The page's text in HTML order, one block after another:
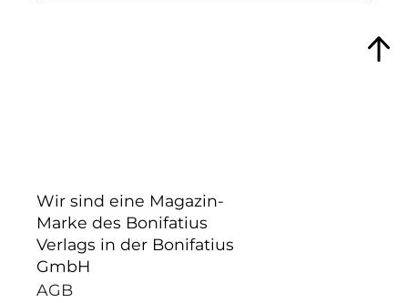
Wir sind eine Magazin-
Marke des Bonifatius
Verlags in der Bonifatius
GmbH
AGB